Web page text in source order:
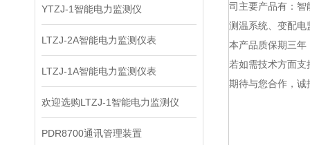
YTZJ-1智能电力监测仪
LTZJ-2A智能电力监测仪表
LTZJ-1A智能电力监测仪表
欢迎选购LTZJ-1智能电力监测仪
PDR8700通讯管理装置
司主要产品有：智
测温系统、变配电
本产品质保期三年
若如需技术方面
期待与您合作，